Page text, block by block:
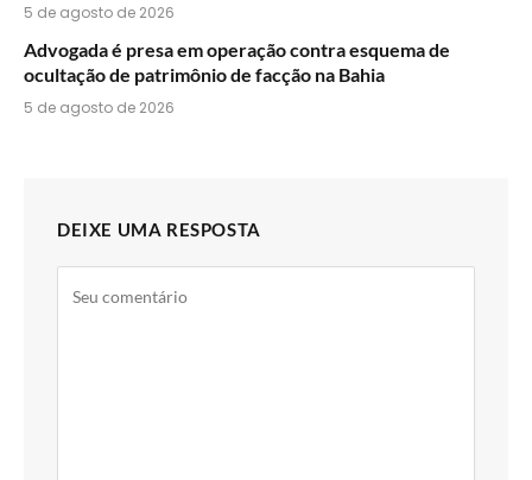
5 de agosto de 2026
Advogada é presa em operação contra esquema de
ocultação de patrimônio de facção na Bahia
5 de agosto de 2026
DEIXE UMA RESPOSTA